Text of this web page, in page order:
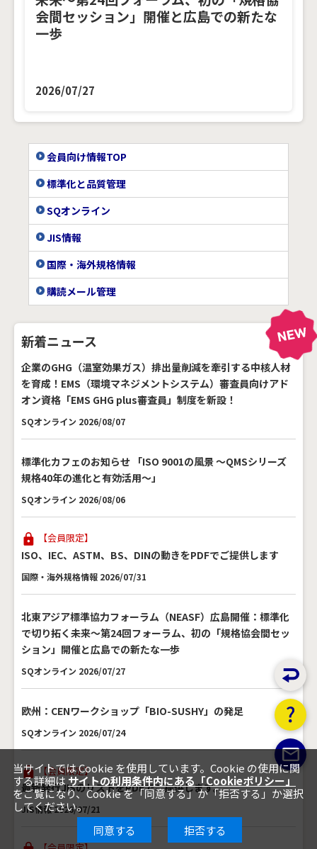
会間セッション」開催と広島での新たな
一歩
2026/07/27
会員向け情報TOP
標準化と品質管理
SQオンライン
JIS情報
国際・海外規格情報
購読メール管理
新着ニュース
企業のGHG（温室効果ガス）排出量削減を牽引する中核人材
を育成！EMS（環境マネジメントシステム）審査員向けアド
オン資格「EMS GHG plus審査員」制度を新設！
SQオンライン 2026/08/07
標準化カフェのお知らせ 「ISO 9001の風景 ～QMSシリーズ
規格40年の進化と有効活用～」
SQオンライン 2026/08/06
【会員限定】
ISO、IEC、ASTM、BS、DINの動きをPDFでご提供します
国際・海外規格情報 2026/07/31
北東アジア標準協力フォーラム（NEASF）広島開催：標準化
で切り拓く未来～第24回フォーラム、初の「規格協会間セッ
ション」開催と広島での新たな一歩
SQオンライン 2026/07/27
欧州：CENワークショップ「BIO-SUSHY」の発足
SQオンライン 2026/07/24
【会員限定】
最新発行JISのリストをPDFでご提供します。
JIS情報 2026/07/21
当サイトでは Cookie を使用しています。Cookie の使用に関
する詳細は サイトの利用条件内にある「Cookieポリシー」
をご覧になり、Cookie を「同意する」か「拒否する」か選択
してください。
同意する
拒否する